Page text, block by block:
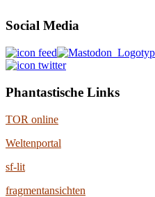
Social Media
Phantastische Links
TOR online
Weltenportal
sf-lit
fragmentansichten